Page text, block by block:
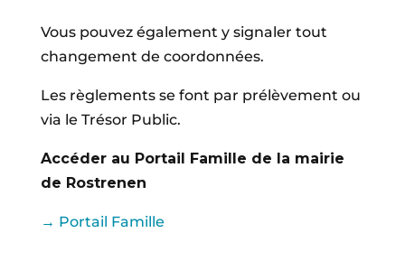
Vous pouvez également y signaler tout
changement de coordonnées.
Les règlements se font par prélèvement ou
via le Trésor Public.
Accéder au Portail Famille de la mairie
de Rostrenen
→ Portail Famille